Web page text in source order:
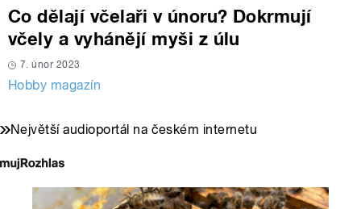
Co dělají včelaři v únoru? Dokrmují
včely a vyhánějí myši z úlu
7. únor 2023
Hobby magazín
Největší audioportál na českém internetu